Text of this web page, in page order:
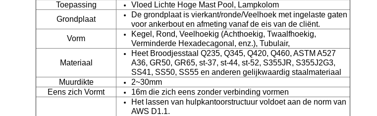
Toepassing
Vloed Lichte Hoge Mast Pool, Lampkolom
Grondplaat
De grondplaat is vierkant/ronde/Veelhoek met ingelaste gaten
voor ankerbout en afmeting vanaf de eis van de cliënt.
Vorm
Kegel, Rond, Veelhoekig (Achthoekig, Twaalfhoekig,
Verminderde Hexadecagonal, enz.), Tubulair,
Materiaal
Heet Broodjesstaal Q235, Q345, Q420, Q460, ASTM A527
A36, GR50, GR65, st-37, st-44, st-52, S355JR, S355J2G3,
SS41, SS50, SS55 en anderen gelijkwaardig staalmateriaal
Muurdikte
2~30mm
Eens zich Vormt
16m die zich eens zonder verbinding vormen
Het lassen van hulpkantoorstructuur voldoet aan de norm van
AWS D1.1.